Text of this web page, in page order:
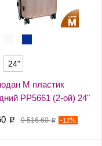
24"
М пластик
РР5661 (2-ой) 24"
-12%
9 516.60p
p